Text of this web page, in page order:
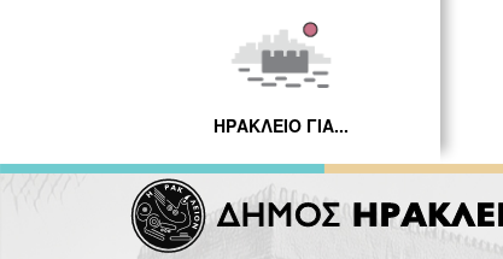
ΗΡΑΚΛΕΙΟ ΓΙΑ...